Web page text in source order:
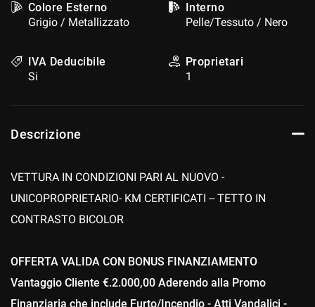
Colore Esterno
Grigio / Metallizzato
Interno
Pelle/Tessuto / Nero
IVA Deducibile
Si
Proprietari
1
Descrizione
VETTURA IN CONDIZIONI PARI AL NUOVO -
UNICOPROPRIETARIO- KM CERTIFICATI -- TETTO IN
CONTRASTO BICOLOR
OFFERTA VALIDA CON BONUS FINANZIAMENTO
Vantaggio Cliente €.2.000,00 Aderendo alla Promo
Finanziaria che include Furto/Incendio - Atti Vandalici -